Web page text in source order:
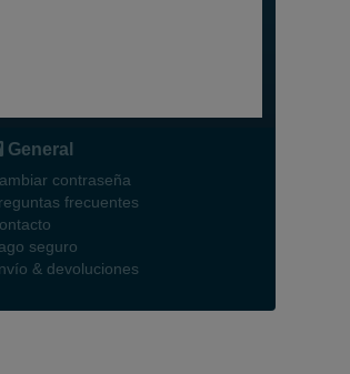
General
contraseña
frecuentes
seguro
& devoluciones